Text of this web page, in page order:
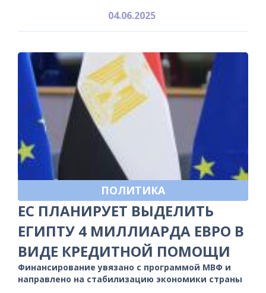
04.06.2025
ПОЛИТИКА
ЕС ПЛАНИРУЕТ ВЫДЕЛИТЬ
ЕГИПТУ 4 МИЛЛИАРДА ЕВРО В
ВИДЕ КРЕДИТНОЙ ПОМОЩИ
Финансирование увязано с программой МВФ и
направлено на стабилизацию экономики страны